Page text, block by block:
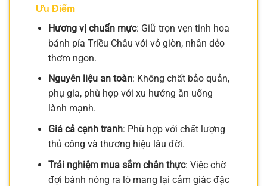
Ưu Điểm
Hương vị chuẩn mực: Giữ trọn vẹn tinh hoa
bánh pía Triều Châu với vỏ giòn, nhân dẻo
thơm ngon.
Nguyên liệu an toàn: Không chất bảo quản,
phụ gia, phù hợp với xu hướng ăn uống
lành mạnh.
Giá cả cạnh tranh: Phù hợp với chất lượng
thủ công và thương hiệu lâu đời.
Trải nghiệm mua sắm chân thực: Việc chờ
đợi bánh nóng ra lò mang lại cảm giác đặc